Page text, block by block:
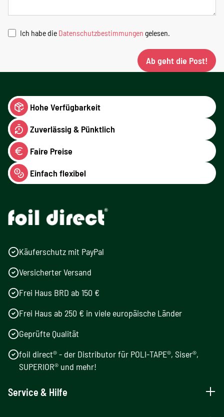
Ich habe die Datenschutzbestimmungen gelesen.
Ab geht die Post!
Hohe Verfügbarkeit
Zuverlässig & Pünktlich
Faire Preise
Einfach flexibel
Käuferschutz mit PayPal
Versicherter Versand
Frei Haus BRD ab 150 €
Frei Haus ab 250 € in viele europäische Länder
Geprüfte Qualität
foil direct® - der Distributor für POLI-TAPE®, Siser®,
SUPERIOR® und mehr!
Service & Hilfe